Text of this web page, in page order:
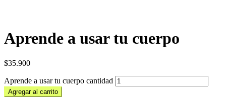
Aprende a usar tu cuerpo
$35.900
Aprende a usar tu cuerpo cantidad
Agregar al carrito